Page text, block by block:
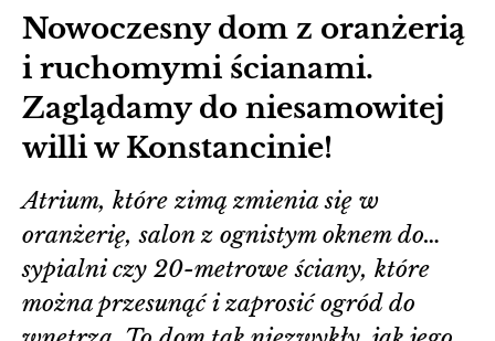
Nowoczesny dom z oranżerią
i ruchomymi ścianami.
Zaglądamy do niesamowitej
willi w Konstancinie!
Atrium, które zimą zmienia się w
oranżerię, salon z ognistym oknem do…
sypialni czy 20-metrowe ściany, które
można przesunąć i zaprosić ogród do